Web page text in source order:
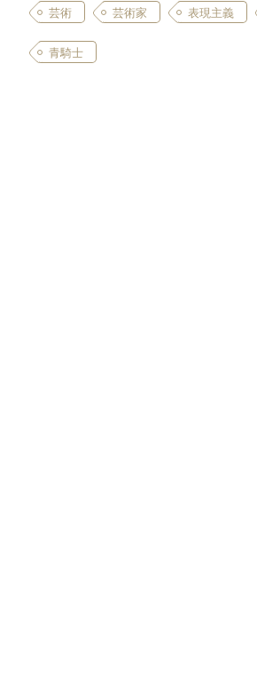
芸術 芸術家 表現主義
青騎士